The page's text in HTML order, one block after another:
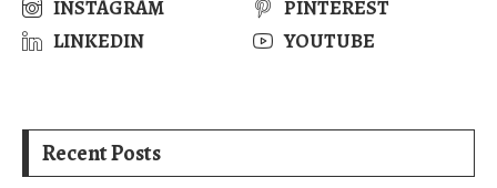
INSTAGRAM
PINTEREST
LINKEDIN
YOUTUBE
Recent Posts